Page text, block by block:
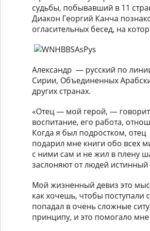
судьбы, побывавший в 11
Диакон Георгий Канча
огласительных бесед, на
Александр — русский по
Сирии, Объединенных
других странах.
«Отец — мой герой, —
воспитание, его работа,
Когда я был подростком,
подарил мне книги обо всех
с ними сам и не жил в плену
заслоняют от людей
Мой жизненный девиз это
как хочешь, чтобы поступали
попадал в очень сложные
принципу, и это помогало